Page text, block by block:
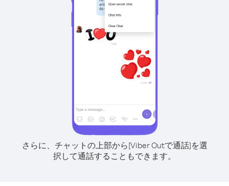
さらに、チャットの上部から[Viber Outで通話]を選
択して通話することもできます。